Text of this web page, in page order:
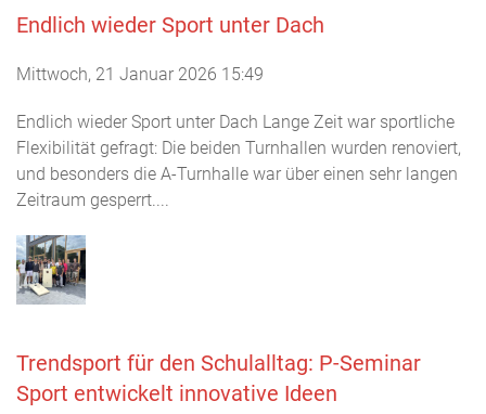
Endlich wieder Sport unter Dach
Mittwoch, 21 Januar 2026 15:49
Endlich wieder Sport unter Dach Lange Zeit war sportliche
Flexibilität gefragt: Die beiden Turnhallen wurden renoviert,
und besonders die A-Turnhalle war über einen sehr langen
Zeitraum gesperrt....
Trendsport für den Schulalltag: P-Seminar
Sport entwickelt innovative Ideen